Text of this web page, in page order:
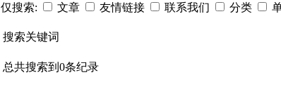
仅搜索:
文章 友情链接 联系我们 分类
搜索关键词
总共搜索到0条纪录